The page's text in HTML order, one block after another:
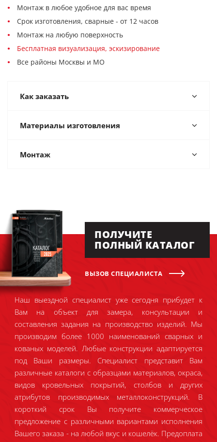
Монтаж в любое удобное для вас время
Срок изготовления, сварные - от 12 часов
Монтаж на любую поверхность
Бесплатная визуализация, эскизирование
Все районы Москвы и МО
Как заказать
Материалы изготовления
Монтаж
ПОЛУЧИТЕ
ПОЛНЫЙ КАТАЛОГ
ВЫЗОВ СПЕЦИАЛИСТА
Наш выездной специалист уже сегодня прибудет к
Вам на объект для замера, консультации и
составления задания на производство изделий. Мы
производим более 1000 наименований сварных и
кованых моделей. Любые конструкции адаптируется
под Ваши размеры. Специалист представит Вам
различные каталоги с образцами материалов, окраса,
видов кровельных покрытий, столбов и других
атрибутов производимых металлоконструкций. В
короткий срок Вы получите коммерческое
предложение с различными вариантами исполнения
Вашего заказа - на любой вкус и кошелёк. Предоплата